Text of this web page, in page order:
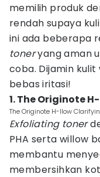
memilih produk
rendah supaya
ini ada beberapa
toneryang aman
coba. Dijamin
bebas iritasi!
1. The Originote
The Originote H-llow
Exfoliating toner
PHA serta willow
membantu
membersihkan